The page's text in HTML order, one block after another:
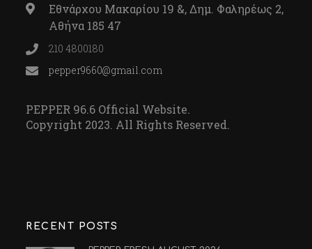
Εθνάρχου Μακαρίου 19 &, Δημ. Φαληρέως 2,
Αθήνα 185 47
210 4800180
pepper9660@gmail.com
PEPPER 96.6 Official Website.
Copyright 2023. All Rights Reserved.
RECENT POSTS